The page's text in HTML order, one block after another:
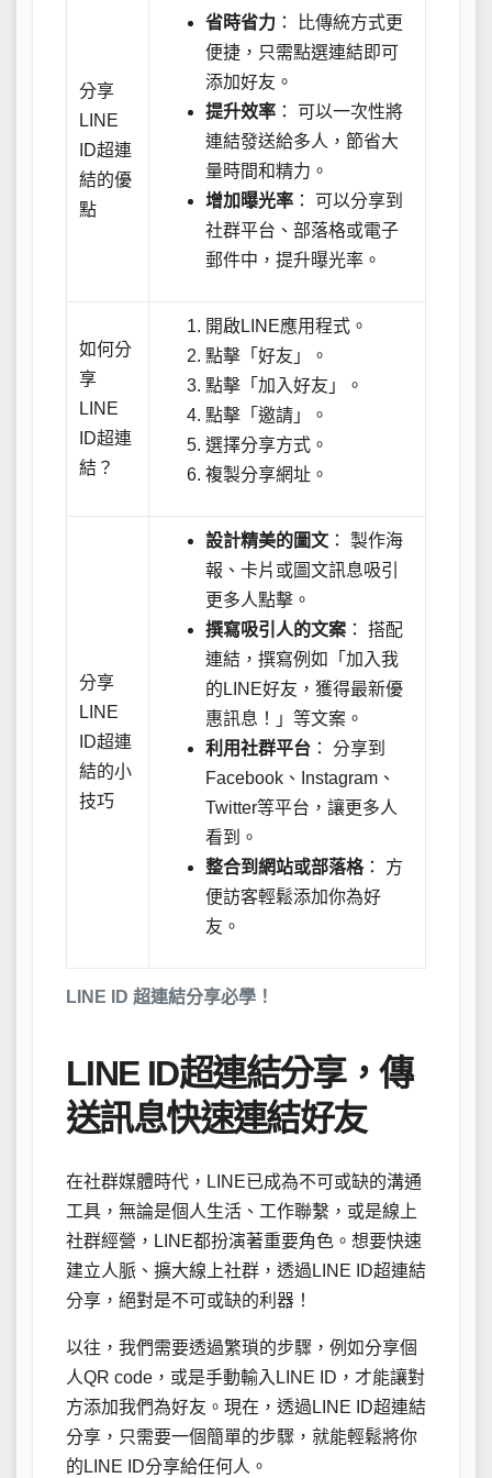
LINE ID 超連結分享必學！
分享
LINE
ID超連
結的優
點
省時省力 ： 比傳統方式更
便捷，只需點選連結即可
添加好友。
提升效率 ： 可以一次性將
連結發送給多人，節省大
量時間和精力。
增加曝光率 ： 可以分享到
社群平台、部落格或電子
郵件中，提升曝光率。
如何分
享
LINE
ID超連
結？
開啟LINE應用程式。
點擊「好友」。
點擊「加入好友」。
點擊「邀請」。
選擇分享方式。
複製分享網址。
分享
LINE
ID超連
結的小
技巧
設計精美的圖文 ： 製作海
報、卡片或圖文訊息吸引
更多人點擊。
撰寫吸引人的文案 ： 搭配
連結，撰寫例如「加入我
的LINE好友，獲得最新優
惠訊息！」等文案。
利用社群平台 ： 分享到
Facebook、Instagram、
Twitter等平台，讓更多人
看到。
整合到網站或部落格： 方
便訪客輕鬆添加你為好
友。
LINE ID超連結分享，傳
送訊息快速連結好友
在社群媒體時代，LINE已成為不可或缺的溝通
工具，無論是個人生活、工作聯繫，或是線上
社群經營，LINE都扮演著重要角色。想要快速
建立人脈、擴大線上社群，透過LINE ID超連結
分享，絕對是不可或缺的利器！
以往，我們需要透過繁瑣的步驟，例如分享個
人QR code，或是手動輸入LINE ID，才能讓對
方添加我們為好友。現在，透過LINE ID超連結
分享，只需要一個簡單的步驟，就能輕鬆將你
的LINE ID分享給任何人。